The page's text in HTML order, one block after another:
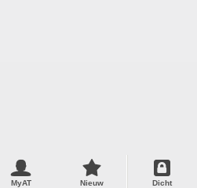
MyAT Nieuw Dicht